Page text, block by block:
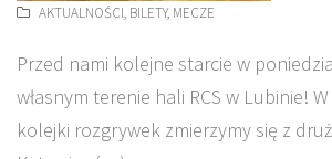
AKTUALNOŚCI, BILETY, MECZE
Przed nami kolejne starcie w
własnym terenie hali RCS w Lubinie!
kolejki rozgrywek zmierzymy się z